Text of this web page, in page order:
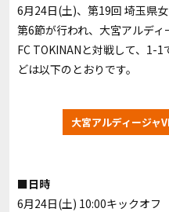
6月24日(土)、第19回 埼玉県
第6節が行われ、大宮アルディ
FC TOKINANと対戦して、1-1
どは以下のとおりです。
大宮アルディージャ
■日時
6月24日(土) 10:00キックオフ